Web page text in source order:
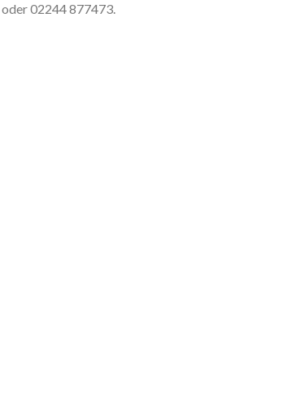
oder 02244 877473.